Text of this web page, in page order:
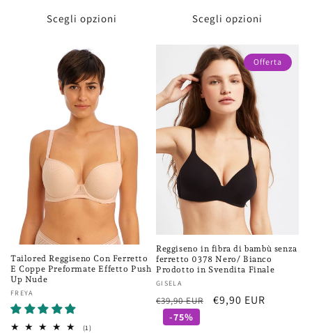
Scegli opzioni Scegli opzioni
Tailored Reggiseno Con Ferretto
E Coppe Preformate Effetto Push
Up Nude
Fornitore:
FREYA
(1)1
Offerta
Reggiseno in fibra di bambù senza
ferretto 0378 Nero/ Bianco
Prodotto in Svendita Finale
Fornitore:
GISELA
Prezzo
€39,90 EUR
Prezzo
€9,90 EUR
-75%